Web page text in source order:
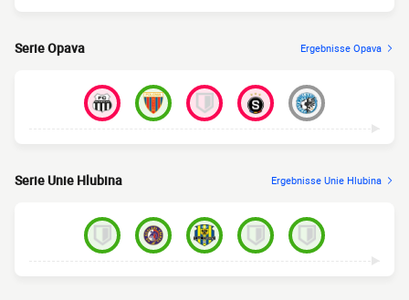
Serie Opava Ergebnisse Opava
Serie Unie Hlubina Ergebnisse Unie Hlubina